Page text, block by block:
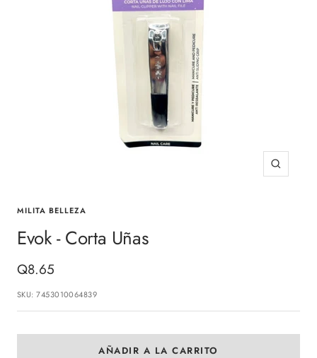
Zoom
MILITA BELLEZA
Evok - Corta Uñas
Precio
de
venta
Q8.65
SKU:7453010064839
AÑADIR A LA CARRITO